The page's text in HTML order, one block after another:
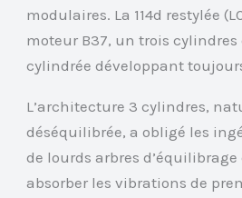
modulaires. La 114d restylée
moteur B37, un trois cylindres
cylindrée développant
L’architecture 3 cylindres,
déséquilibrée, a obligé les
de lourds arbres
absorber les vibrations de